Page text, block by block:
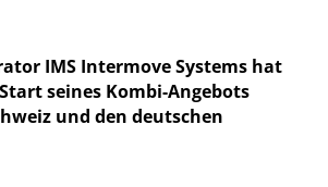
IMS Intermove Systems hat
seines Kombi-Angebots
und den deutschen